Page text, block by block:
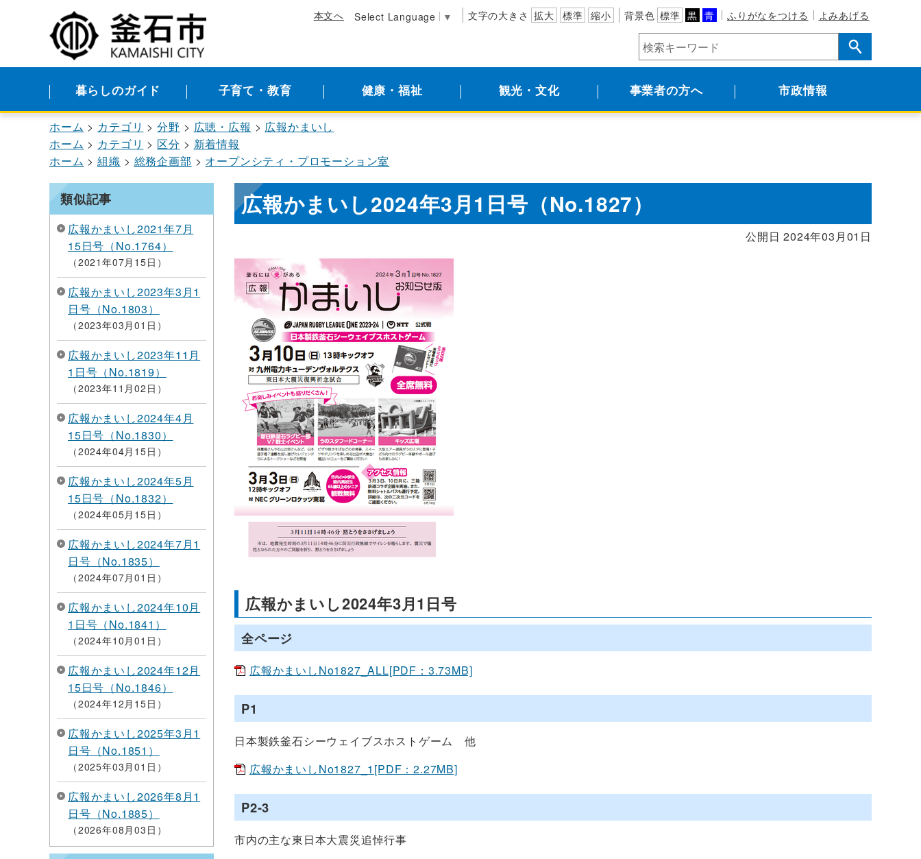
本文へ Select Language ▼ 文字の大きさ 拡大 標準 縮小 背景色 標準 黒 青 ふりがなをつける よみあげる
暮らしのガイド 子育て・教育 健康・福祉 観光・文化 事業者の方へ 市政情報
ホーム カテゴリ 分野 広聴・広報
広報かまいし
ホーム
カテゴリ 区分
新着情報
ホーム
組織 総務企画部 オープンシティ・プロモーション室
類似記事
広報かまいし2021年7月
15日号（No.1764）
2021年07月15日
広報かまいし2023年3月1
日号（No.1803）
2023年03月01日
広報かまいし2023年11月
1日号（No.1819）
2023年11月02日
広報かまいし2024年4月
15日号（No.1830）
2024年04月15日
広報かまいし2024年5月
15日号（No.1832）
2024年05月15日
広報かまいし2024年7月1
日号（No.1835）
2024年07月01日
広報かまいし2024年10月
1日号（No.1841）
2024年10月01日
広報かまいし2024年12月
15日号（No.1846）
2024年12月15日
広報かまいし2025年3月1
日号（No.1851）
2025年03月01日
広報かまいし2026年8月1
日号（No.1885）
2026年08月03日
広報かまいし2024年3月1日号（No.1827）
公開日 2024年03月01日
広報かまいし2024年3月1日号
全ページ
広報かまいしNo1827_ALL[PDF：3.73MB]
P1
日本製鉄釜石シーウェイブスホストゲーム 他
広報かまいしNo1827_1[PDF：2.27MB]
P2-3
市内の主な東日本大震災追悼行事